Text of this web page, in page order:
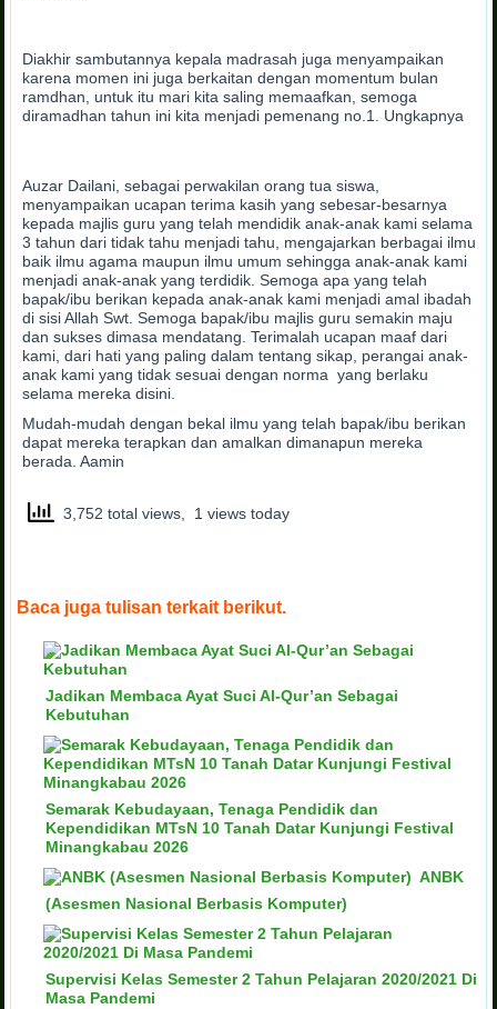
Diakhir sambutannya kepala madrasah juga menyampaikan
karena momen ini juga berkaitan dengan momentum bulan
ramdhan, untuk itu mari kita saling memaafkan, semoga
diramadhan tahun ini kita menjadi pemenang no.1. Ungkapnya
Auzar Dailani, sebagai perwakilan orang tua siswa,
menyampaikan ucapan terima kasih yang sebesar-besarnya
kepada majlis guru yang telah mendidik anak-anak kami selama
3 tahun dari tidak tahu menjadi tahu, mengajarkan berbagai ilmu
baik ilmu agama maupun ilmu umum sehingga anak-anak kami
menjadi anak-anak yang terdidik. Semoga apa yang telah
bapak/ibu berikan kepada anak-anak kami menjadi amal ibadah
di sisi Allah Swt. Semoga bapak/ibu majlis guru semakin maju
dan sukses dimasa mendatang. Terimalah ucapan maaf dari
kami, dari hati yang paling dalam tentang sikap, perangai anak-
anak kami yang tidak sesuai dengan norma yang berlaku
selama mereka disini.
Mudah-mudah dengan bekal ilmu yang telah bapak/ibu berikan
dapat mereka terapkan dan amalkan dimanapun mereka
berada. Aamin
3,752 total views, 1 views today
Baca juga tulisan terkait berikut.
Jadikan Membaca Ayat Suci Al-Qur’an Sebagai
Kebutuhan
Semarak Kebudayaan, Tenaga Pendidik dan
Kependidikan MTsN 10 Tanah Datar Kunjungi Festival
Minangkabau 2026
ANBK
(Asesmen Nasional Berbasis Komputer)
Supervisi Kelas Semester 2 Tahun Pelajaran 2020/2021 Di
Masa Pandemi